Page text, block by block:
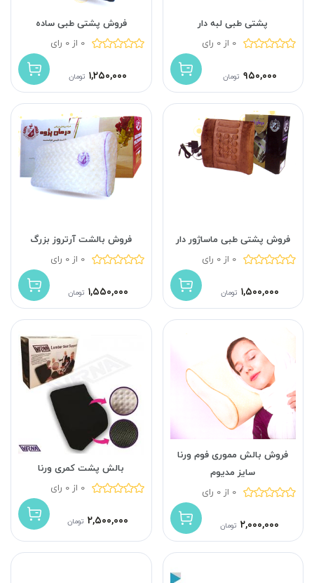
پشتی طبی لبه دار
0 از 0 رای
۹۵۰,۰۰۰ تومان
فروش پشتی طبی ساده
0 از 0 رای
۱,۲۵۰,۰۰۰ تومان
فروش پشتی طبی ماساژور دار
0 از 0 رای
۱,۵۰۰,۰۰۰ تومان
فروش بالشت آرتروز بزرگ
0 از 0 رای
۱,۵۵۰,۰۰۰ تومان
فروش بالش مموری فوم ورنا
سایز مدیوم
0 از 0 رای
۲,۰۰۰,۰۰۰ تومان
بالش پشت کمری ورنا
0 از 0 رای
۲,۵۰۰,۰۰۰ تومان